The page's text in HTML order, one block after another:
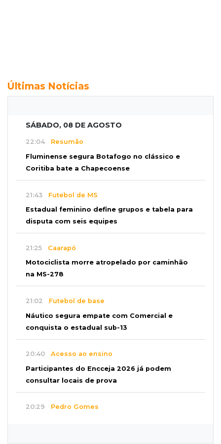
Últimas Notícias
SÁBADO, 08 DE AGOSTO
22:04 Resumão
Fluminense segura Botafogo no clássico e
Coritiba bate a Chapecoense
21:43 Futebol de MS
Estadual feminino define grupos e tabela para
disputa com seis equipes
21:25 Caarapó
Motociclista morre atropelado por caminhão
na MS-278
21:02 Futebol de base
Náutico segura empate com Comercial e
conquista o estadual sub-13
20:40 Acesso ao ensino
Participantes do Encceja 2026 já podem
consultar locais de prova
20:29 Pedro Gomes